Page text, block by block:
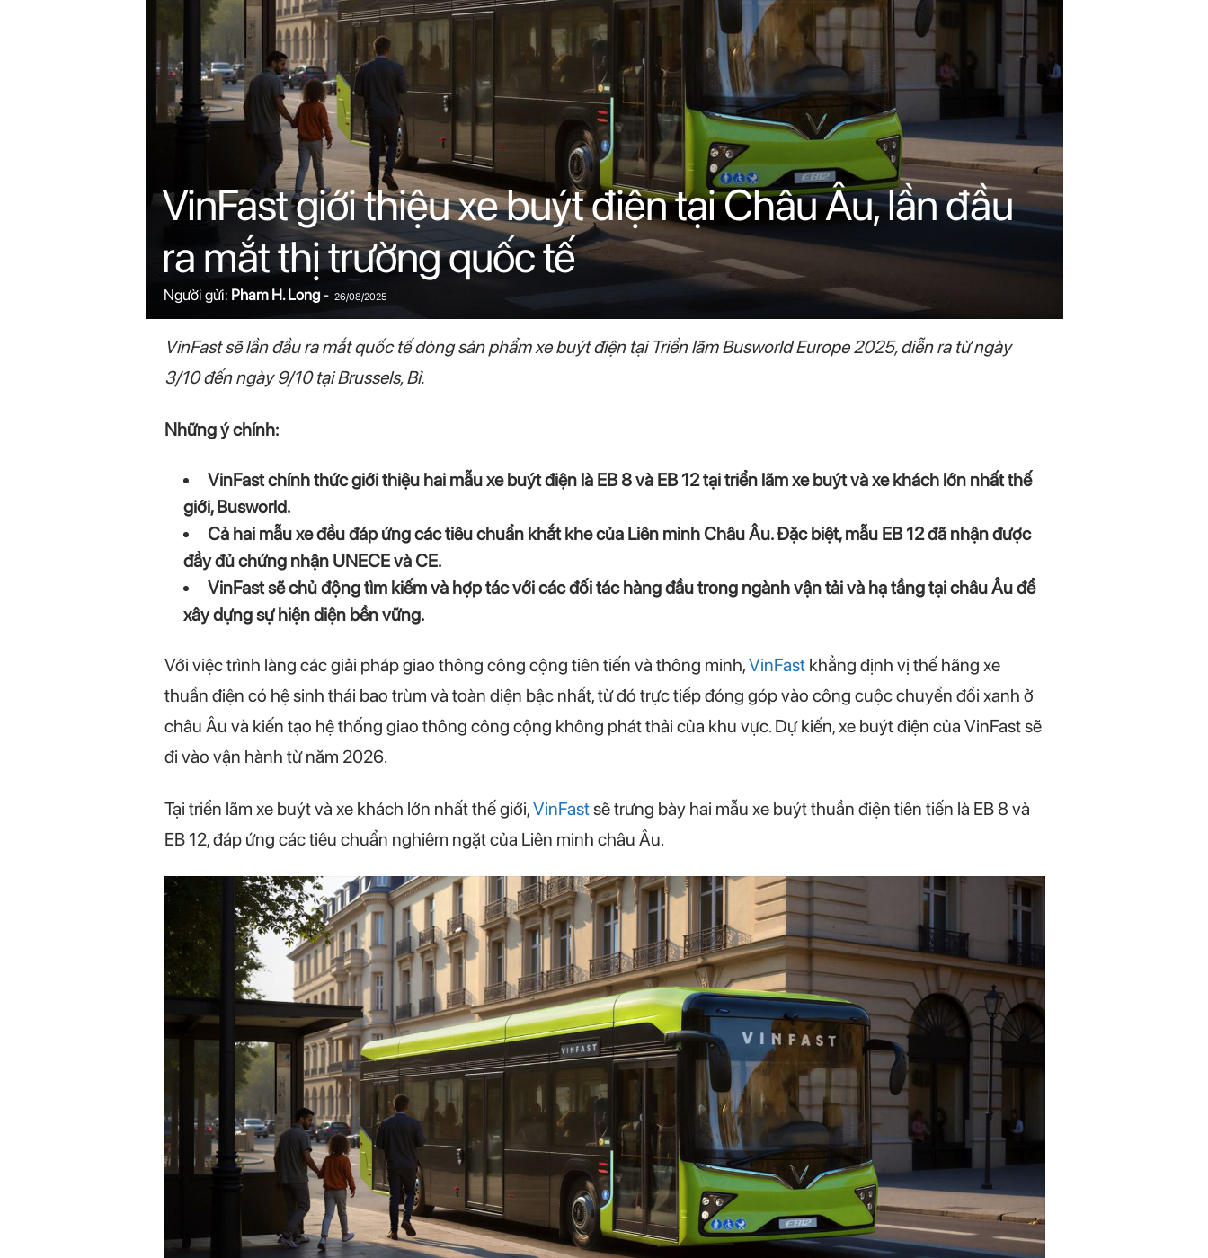
n
n
.
c
o
m
VinFast giới thiệu xe buýt điện tại Châu Âu, lần đầu
ra mắt thị trường quốc tế
Người gửi: Pham H. Long- 26/08/2025
VinFast sẽ lần đầu ra mắt quốc tế dòng sản phẩm xe buýt điện tại Triển lãm Busworld Europe 2025, diễn ra từ ngày
3/10 đến ngày 9/10 tại Brussels, Bỉ.
Những ý chính:
VinFast chính thức giới thiệu hai mẫu xe buýt điện là EB 8 và EB 12 tại triển lãm xe buýt và xe khách lớn nhất thế
giới, Busworld.
Cả hai mẫu xe đều đáp ứng các tiêu chuẩn khắt khe của Liên minh Châu Âu. Đặc biệt, mẫu EB 12 đã nhận được
đầy đủ chứng nhận UNECE và CE.
VinFast sẽ chủ động tìm kiếm và hợp tác với các đối tác hàng đầu trong ngành vận tải và hạ tầng tại châu Âu để
xây dựng sự hiện diện bền vững.
Với việc trình làng các giải pháp giao thông công cộng tiên tiến và thông minh,VinFastkhẳng định vị thế hãng xe
thuần điện có hệ sinh thái bao trùm và toàn diện bậc nhất, từ đó trực tiếp đóng góp vào công cuộc chuyển đổi xanh ở
châu Âu và kiến tạo hệ thống giao thông công cộng không phát thải của khu vực. Dự kiến, xe buýt điện của VinFast sẽ
đi vào vận hành từ năm 2026.
Tại triển lãm xe buýt và xe khách lớn nhất thế giới,VinFastsẽ trưng bày hai mẫu xe buýt thuần điện tiên tiến là EB 8 và
EB 12, đáp ứng các tiêu chuẩn nghiêm ngặt của Liên minh châu Âu.